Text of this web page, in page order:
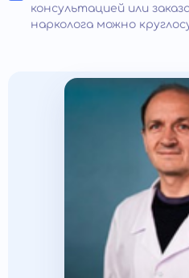
консультацией или
нарколога можно